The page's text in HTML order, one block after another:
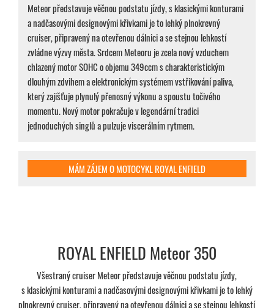
MÁM ZÁJEM O MOTOCYKL ROYAL ENFIELD
Meteor představuje věčnou podstatu jízdy, s klasickými konturami
a nadčasovými designovými křivkami je to lehký plnokrevný
cruiser, připravený na otevřenou dálnici a se stejnou lehkostí
zvládne výzvy města. Srdcem Meteoru je zcela nový vzduchem
chlazený motor SOHC o objemu 349ccm s charakteristickým
dlouhým zdvihem a elektronickým systémem vstřikování paliva,
který zajišťuje plynulý přenosný výkonu a spoustu točivého
momentu. Nový motor pokračuje v legendární tradici
jednoduchých singlů a pulzuje viscerálním rytmem.
ROYAL ENFIELD Meteor 350
Všestraný cruiser Meteor představuje věčnou podstatu jízdy,
s klasickými konturami a nadčasovými designovými křivkami je to lehký
plnokrevný cruiser, připravený na otevřenou dálnici a se stejnou lehkostí